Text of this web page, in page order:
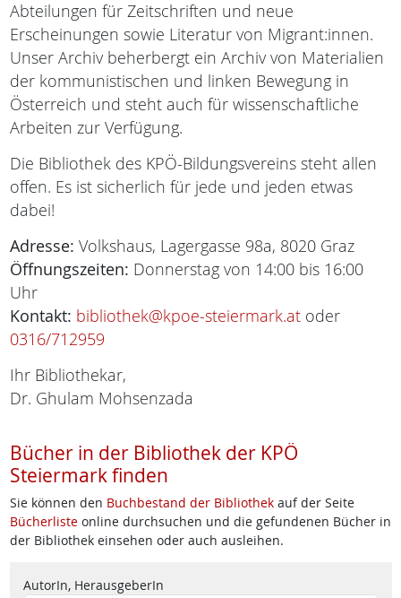
Abteilungen für Zeitschriften und neue
Erscheinungen sowie Literatur von Migrant:innen.
Unser Archiv beherbergt ein Archiv von Materialien
der kommunistischen und linken Bewegung in
Österreich und steht auch für wissenschaftliche
Arbeiten zur Verfügung.
Die Bibliothek des KPÖ-Bildungsvereins steht allen
offen. Es ist sicherlich für jede und jeden etwas
dabei!
Adresse: Volkshaus, Lagergasse 98a, 8020 Graz
Öffnungszeiten: Donnerstag von 14:00 bis 16:00
Uhr
Kontakt: bibliothek@kpoe-steiermark.atoder
0316/712959
Ihr Bibliothekar,
Dr. Ghulam Mohsenzada
Bücher in der Bibliothek der KPÖ
Steiermark finden
Sie können den Buchbestand der Bibliothekauf der Seite
Bücherlisteonline durchsuchen und die gefundenen Bücher in
der Bibliothek einsehen oder auch ausleihen.
AutorIn, HerausgeberIn